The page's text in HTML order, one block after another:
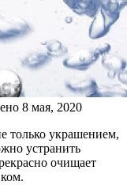
8 мая, 2020
только украшением,
устранить
очищает